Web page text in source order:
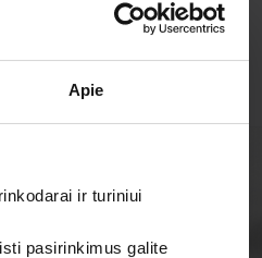
Apie
ir turiniui
pasirinkimus galite